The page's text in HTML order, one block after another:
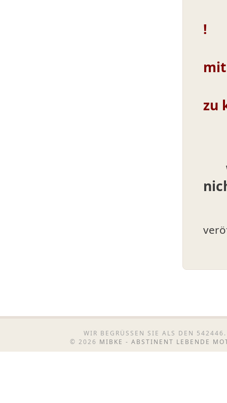
!
zu
WIR BEGRÜSSEN SIE ALS DEN
© 2026 MIBKE - ABSTINENT LEBENDE